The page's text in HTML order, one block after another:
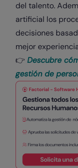
del talento.
artificial los
decisiones
mejor
👉 Descubre
gestión de